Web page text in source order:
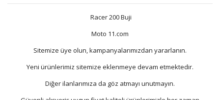
Racer 200 Buji
Moto 11.com
Sitemize üye olun, kampanyalarımızdan yararlanın.
Yeni ürünlerimiz sitemize eklenmeye devam etmektedir.
Diğer ilanlarımıza da göz atmayı unutmayın.